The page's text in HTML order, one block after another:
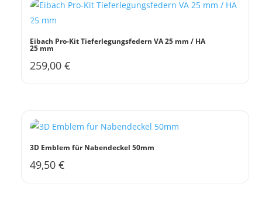
Eibach Pro-Kit Tieferlegungsfedern VA 25 mm / HA
25 mm
259,00€
3D Emblem für Nabendeckel 50mm
49,50€